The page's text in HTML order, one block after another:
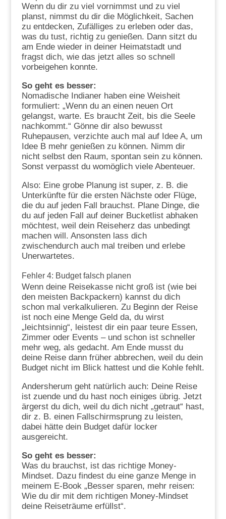
Wenn du dir zu viel vornimmst und zu viel
planst, nimmst du dir die Möglichkeit, Sachen
zu entdecken, Zufälliges zu erleben oder das,
was du tust, richtig zu genießen. Dann sitzt du
am Ende wieder in deiner Heimatstadt und
fragst dich, wie das jetzt alles so schnell
vorbeigehen konnte.
So geht es besser:
Nomadische Indianer haben eine Weisheit
formuliert: „Wenn du an einen neuen Ort
gelangst, warte. Es braucht Zeit, bis die Seele
nachkommt.“ Gönne dir also bewusst
Ruhepausen, verzichte auch mal auf Idee A, um
Idee B mehr genießen zu können. Nimm dir
nicht selbst den Raum, spontan sein zu können.
Sonst verpasst du womöglich viele Abenteuer.
Also: Eine grobe Planung ist super, z. B. die
Unterkünfte für die ersten Nächste oder Flüge,
die du auf jeden Fall brauchst. Plane Dinge, die
du auf jeden Fall auf deiner Bucketlist abhaken
möchtest, weil dein Reiseherz das unbedingt
machen will. Ansonsten lass dich
zwischendurch auch mal treiben und erlebe
Unerwartetes.
Fehler 4: Budget falsch planen
Wenn deine Reisekasse nicht groß ist (wie bei
den meisten Backpackern) kannst du dich
schon mal verkalkulieren. Zu Beginn der Reise
ist noch eine Menge Geld da, du wirst
„leichtsinnig“, leistest dir ein paar teure Essen,
Zimmer oder Events – und schon ist schneller
mehr weg, als gedacht. Am Ende musst du
deine Reise dann früher abbrechen, weil du dein
Budget nicht im Blick hattest und die Kohle fehlt.
Andersherum geht natürlich auch: Deine Reise
ist zuende und du hast noch einiges übrig. Jetzt
ärgerst du dich, weil du dich nicht „getraut“ hast,
dir z. B. einen Fallschirmsprung zu leisten,
dabei hätte dein Budget dafür locker
ausgereicht.
So geht es besser:
Was du brauchst, ist das richtige Money-
Mindset. Dazu findest du eine ganze Menge in
meinem E-Book „Besser sparen, mehr reisen:
Wie du dir mit dem richtigen Money-Mindset
deine Reiseträume erfüllst“.